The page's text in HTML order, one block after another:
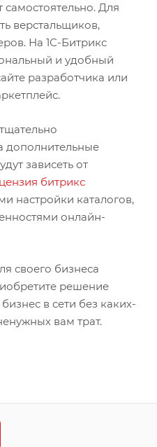
самостоятельно. Для
верстальщиков,
На 1С-Битрикс
и удобный
разработчика или
дополнительные
зависеть от
битрикс
настройки каталогов,
онлайн-
своего бизнеса
решение
в сети без каких-
вам трат.